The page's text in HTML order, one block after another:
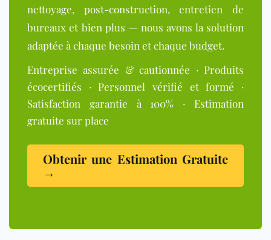
nettoyage, post-construction, entretien de
bureaux et bien plus — nous avons la solution
adaptée à chaque besoin et chaque budget.
Entreprise assurée & cautionnée · Produits
écocertifiés · Personnel vérifié et formé ·
Satisfaction garantie à 100% · Estimation
gratuite sur place
Obtenir une Estimation Gratuite
→